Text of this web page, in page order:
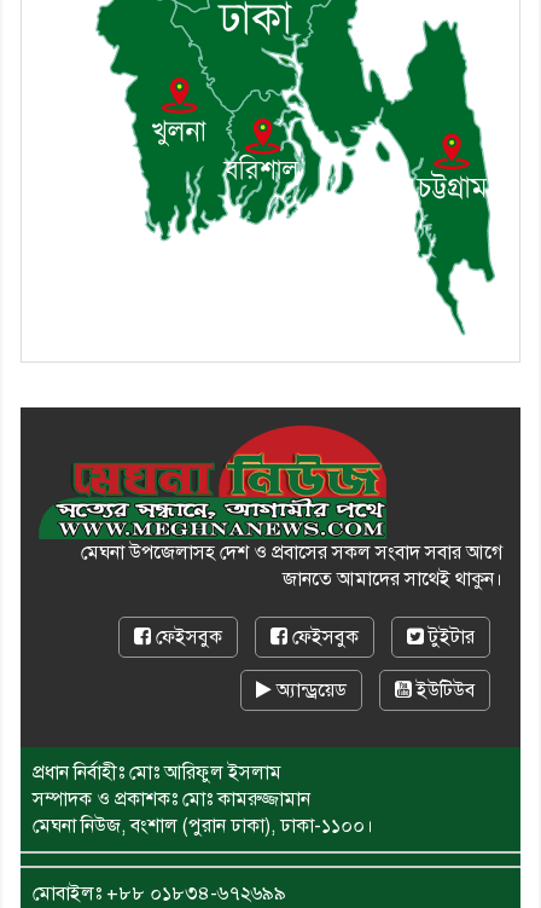
৯। জাতীয় নেতা ড. খন্দকার
মোশাররফ হোসেনের মূল্যায়ন কোথায়
এবং একটি বিশ্লেষণ
১০। দাউদকান্দিতে ইউপি সদস্যকে
মারধরের চেষ্টা ও প্রাণনাশের হুমকির
অভিযোগ
মেঘনা উপজেলাসহ দেশ ও প্রবাসের সকল সংবাদ সবার আগে
জানতে আমাদের সাথেই থাকুন।
ফেইসবুক ফেইসবুক টুইটার
অ্যান্ড্রয়েড ইউটিউব
প্রধান নির্বাহীঃ মোঃ আরিফুল ইসলাম
সম্পাদক ও প্রকাশকঃ মোঃ কামরুজ্জামান
মেঘনা নিউজ, বংশাল (পুরান ঢাকা), ঢাকা-১১০০।
মোবাইলঃ +৮৮ ০১৮৩৪-৬৭২৬৯৯